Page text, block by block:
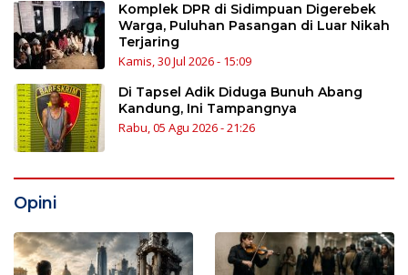
Komplek DPR di Sidimpuan Digerebek
Warga, Puluhan Pasangan di Luar Nikah
Terjaring
Kamis, 30 Jul 2026 - 15:09
Di Tapsel Adik Diduga Bunuh Abang
Kandung, Ini Tampangnya
Rabu, 05 Agu 2026 - 21:26
Opini